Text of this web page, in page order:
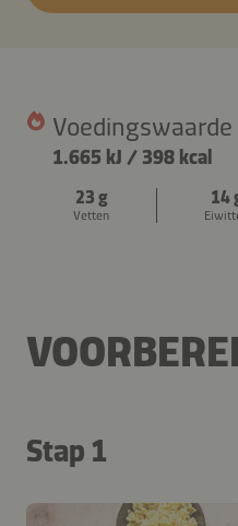
Voedingswaarde
1.665 kJ / 398 kcal
23 g
Vetten
14
Stap 1